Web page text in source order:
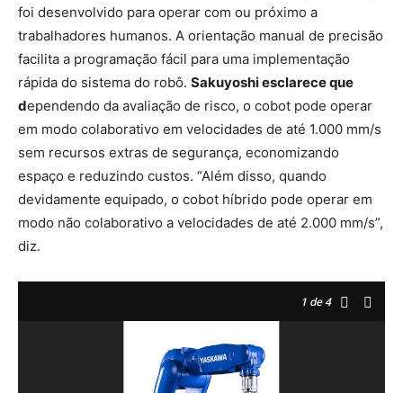
foi desenvolvido para operar com ou próximo a
trabalhadores humanos. A orientação manual de precisão
facilita a programação fácil para uma implementação
rápida do sistema do robô. Sakuyoshi esclarece que
dependendo da avaliação de risco, o cobot pode operar
em modo colaborativo em velocidades de até 1.000 mm/s
sem recursos extras de segurança, economizando
espaço e reduzindo custos. “Além disso, quando
devidamente equipado, o cobot híbrido pode operar em
modo não colaborativo a velocidades de até 2.000 mm/s”,
diz.
1 de 4